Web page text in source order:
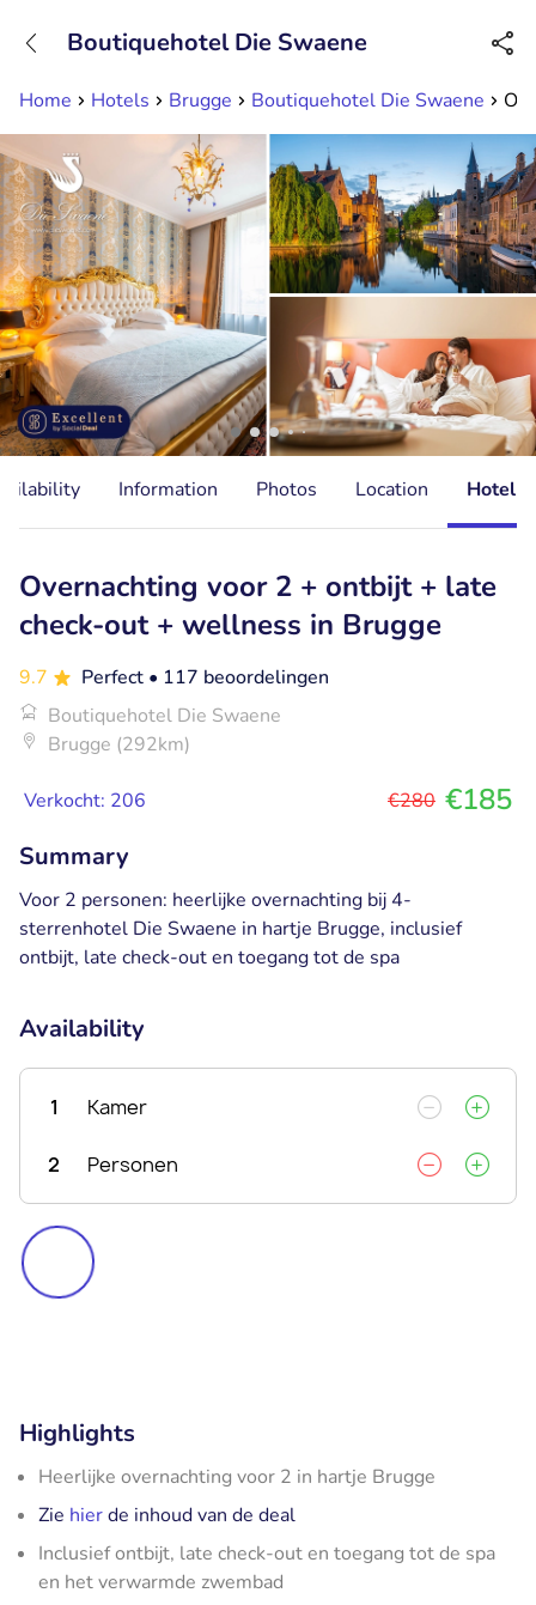
Available until 23:00
Home Hotels Brugge Boutiquehotel Die Swaene
Boutiquehotel Die Swaene
Information Photos Location Hotel
Overnachting voor 2 + ontbijt + late
check-out + wellness in Brugge
9.7 Perfect • 117 beoordelingen
Boutiquehotel Die Swaene
Brugge (292km)
Verkocht: 206 €280 €185
Summary
Voor 2 personen: heerlijke overnachting bij 4-
sterrenhotel Die Swaene in hartje Brugge, inclusief
ontbijt, late check-out en toegang tot de spa
Availability
1 Kamer
2 Personen
Highlights
Heerlijke overnachting voor 2 in hartje Brugge
Zie hierde inhoud van de deal
Inclusief ontbijt, late check-out en toegang tot de spa
en het verwarmde zwembad